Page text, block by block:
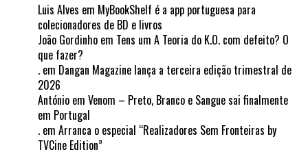
Luis Alves em MyBookShelf é a app portuguesa para
colecionadores de BD e livros
João Gordinho em Tens um A Teoria do K.O. com defeito? O
que fazer?
. em Dangan Magazine lança a terceira edição trimestral de
2026
António em Venom – Preto, Branco e Sangue sai finalmente
em Portugal
. em Arranca o especial “Realizadores Sem Fronteiras by
TVCine Edition”